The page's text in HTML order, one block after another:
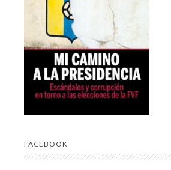
FACEBOOK